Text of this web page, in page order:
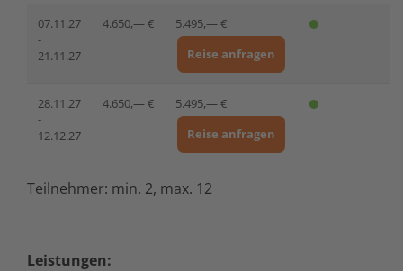
07.11.27
-
21.11.27
4.650,— €
5.495,— €
Reise anfragen
28.11.27
-
12.12.27
4.650,— €
5.495,— €
Reise anfragen
Teilnehmer: min. 2, max. 12
Leistungen: